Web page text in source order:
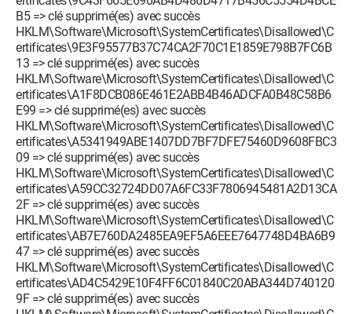
B5 => clé supprimé(es) avec succès
HKLM\Software\Microsoft\SystemCertificates\Disallowed\C
ertificates\9E3F95577B37C74CA2F70C1E1859E798B7FC6B
13 => clé supprimé(es) avec succès
HKLM\Software\Microsoft\SystemCertificates\Disallowed\C
ertificates\A1F8DCB086E461E2ABB4B46ADCFA0B48C58B6
E99 => clé supprimé(es) avec succès
HKLM\Software\Microsoft\SystemCertificates\Disallowed\C
ertificates\A5341949ABE1407DD7BF7DFE75460D9608FBC3
09 => clé supprimé(es) avec succès
HKLM\Software\Microsoft\SystemCertificates\Disallowed\C
ertificates\A59CC32724DD07A6FC33F7806945481A2D13CA
2F => clé supprimé(es) avec succès
HKLM\Software\Microsoft\SystemCertificates\Disallowed\C
ertificates\AB7E760DA2485EA9EF5A6EEE7647748D4BA6B9
47 => clé supprimé(es) avec succès
HKLM\Software\Microsoft\SystemCertificates\Disallowed\C
ertificates\AD4C5429E10F4FF6C01840C20ABA344D740120
9F => clé supprimé(es) avec succès